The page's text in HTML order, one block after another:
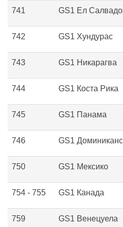
741 GS1 Ел
742 GS1 Хундурас
743 GS1 Никарагва
744 GS1 Коста Рика
745 GS1 Панама
746 GS1
750 GS1 Мексико
754 - 755 GS1 Канада
759 GS1 Венецуела